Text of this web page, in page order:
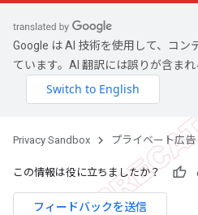
Google は AI 技術を使用して、コン
ています。AI 翻訳には誤りが含まれ
Privacy Sandbox プライベート広告
この情報は役に立ちましたか？
フィードバックを送信